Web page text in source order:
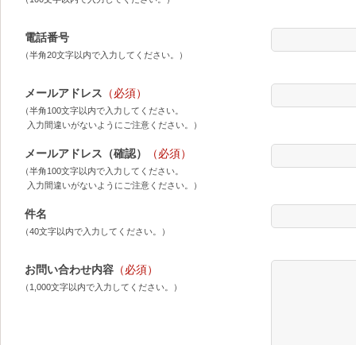
電話番号
（半角20文字以内で入力してください。）
メールアドレス （必須）
（半角100文字以内で入力してください。
入力間違いがないようにご注意ください。）
メールアドレス（確認） （必須）
（半角100文字以内で入力してください。
入力間違いがないようにご注意ください。）
件名
（40文字以内で入力してください。）
お問い合わせ内容 （必須）
（1,000文字以内で入力してください。）